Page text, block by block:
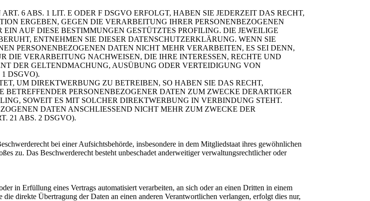
6 ABS. 1 LIT. E ODER F DSGVO ERFOLGT, HABEN SIE JEDERZEIT DAS RECHT,
ERGEBEN, GEGEN DIE VERARBEITUNG IHRER PERSONENBEZOGENEN
AUF DIESE BESTIMMUNGEN GESTÜTZTES PROFILING. DIE JEWEILIGE
ENTNEHMEN SIE DIESER DATENSCHUTZERKLÄRUNG. WENN SIE
PERSONENBEZOGENEN DATEN NICHT MEHR VERARBEITEN, ES SEI DENN,
DIE VERARBEITUNG NACHWEISEN, DIE IHRE INTERESSEN, RECHTE UND
DER GELTENDMACHUNG, AUSÜBUNG ODER VERTEIDIGUNG VON
DSGVO).
UM DIREKTWERBUNG ZU BETREIBEN, SO HABEN SIE DAS RECHT,
PERSONENBEZOGENER DATEN ZUM ZWECKE DERARTIGER
SOWEIT ES MIT SOLCHER DIREKTWERBUNG IN VERBINDUNG STEHT.
DATEN ANSCHLIESSEND NICHT MEHR ZUM ZWECKE DER
21 ABS. 2 DSGVO).
bei einer Aufsichtsbehörde, insbesondere in dem Mitgliedstaat ihres gewöhnlichen
zu. Das Beschwerderecht besteht unbeschadet anderweitiger verwaltungsrechtlicher oder
in Erfüllung eines Vertrags automatisiert verarbeiten, an sich oder an einen Dritten in einem
die direkte Übertragung der Daten an einen anderen Verantwortlichen verlangen, erfolgt dies nur,